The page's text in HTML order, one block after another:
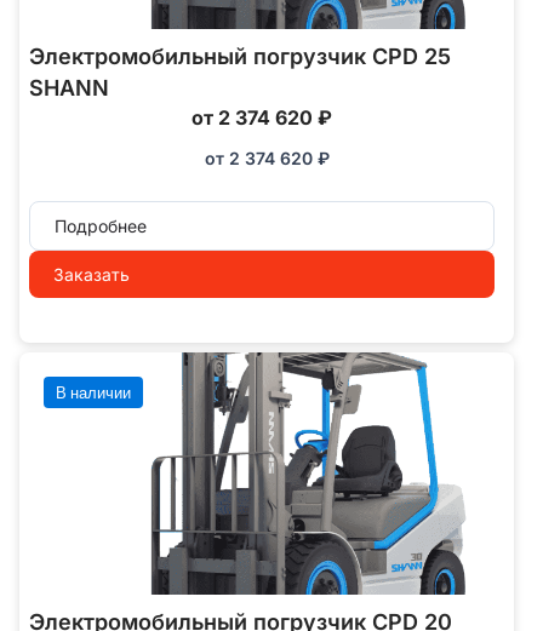
Электромобильный погрузчик CPD 25
SHANN
от 2 374 620 ₽
от 2 374 620 ₽
Подробнее
Заказать
В наличии
Электромобильный погрузчик CPD 20